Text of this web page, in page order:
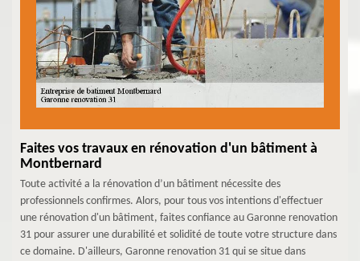
Faites vos travaux en rénovation d'un bâtiment à
Montbernard
Toute activité a la rénovation d’un bâtiment nécessite des
professionnels confirmes. Alors, pour tous vos intentions d'effectuer
une rénovation d'un bâtiment, faites confiance au Garonne renovation
31 pour assurer une durabilité et solidité de toute votre structure dans
ce domaine. D'ailleurs, Garonne renovation 31 qui se situe dans